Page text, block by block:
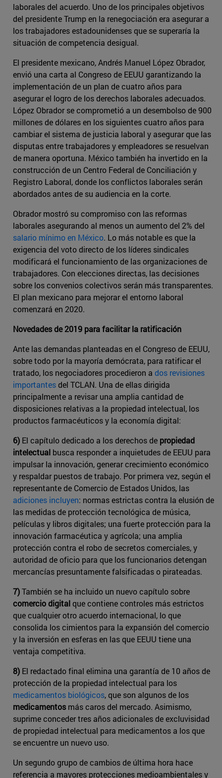
laborales del acuerdo. Uno de los principales objetivos
del presidente Trump en la renegociación era asegurar a
los trabajadores estadounidenses que se superaría la
situación de competencia desigual.
El presidente mexicano, Andrés Manuel López Obrador,
envió una carta al Congreso de EEUU garantizando la
implementación de un plan de cuatro años para
asegurar el logro de los derechos laborales adecuados.
López Obrador se comprometió a un desembolso de 900
millones de dólares en los siguientes cuatro años para
cambiar el sistema de justicia laboral y asegurar que las
disputas entre trabajadores y empleadores se resuelvan
de manera oportuna. México también ha invertido en la
construcción de un Centro Federal de Conciliación y
Registro Laboral, donde los conflictos laborales serán
abordados antes de su audiencia en la corte.
Obrador mostró su compromiso con las reformas
laborales asegurando al menos un aumento del 2% del ​
salario mínimo en México​. Lo más notable es que la
exigencia del voto directo de los líderes sindicales
modificará el funcionamiento de las organizaciones de
trabajadores. Con elecciones directas, las decisiones
sobre los convenios colectivos serán más transparentes.
El plan mexicano para mejorar el entorno laboral
comenzará en 2020.
Novedades de 2019 para facilitar la ratificación
Ante las demandas planteadas en el Congreso de EEUU,
sobre todo por la mayoría demócrata, para ratificar el
tratado, los negociadores procedieron a dos revisiones
importantesdel TCLAN. Una de ellas dirigida
principalmente a revisar una amplia cantidad de
disposiciones relativas a la propiedad intelectual, los
productos farmacéuticos y la economía digital:
6) El capítulo dedicado a los derechos de propiedad
intelectual busca responder a inquietudes de EEUU para
impulsar la innovación, generar crecimiento económico
y respaldar puestos de trabajo. Por primera vez, según el
representante de ​Comercio de Estados Unidos​, las
adiciones incluyen: normas estrictas contra la elusión de
las medidas de protección tecnológica de música,
películas y libros digitales; una fuerte protección para la
innovación farmacéutica y agrícola; una amplia
protección contra el robo de secretos comerciales, y
autoridad de oficio para que los funcionarios detengan
mercancías presuntamente falsificadas o pirateadas.
7)También se ha incluido un nuevo capítulo sobre
comercio digitalque contiene controles más estrictos
que cualquier otro acuerdo internacional, lo que
consolida los cimientos para la expansión del comercio
y la inversión en esferas en las que EEUU tiene una
ventaja competitiva.
8) El redactado final elimina una garantía de 10 años de
protección de la propiedad intelectual para los
medicamentos biológicos​, que son algunos de los
medicamentos más caros del mercado. Asimismo,
suprime conceder tres años adicionales de excluvisidad
de propiedad intelectual para medicamentos a los que
se encuentre un nuevo uso.
Un segundo grupo de cambios de última hora hace
referencia a mayores protecciones medioambientales y